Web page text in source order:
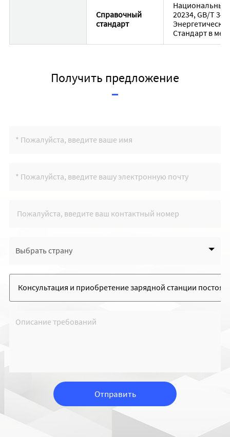
Справочный
стандарт
Национальный
20234, GB/T
Стандарт в
Получить предложение
Выбрать страну
Отправить